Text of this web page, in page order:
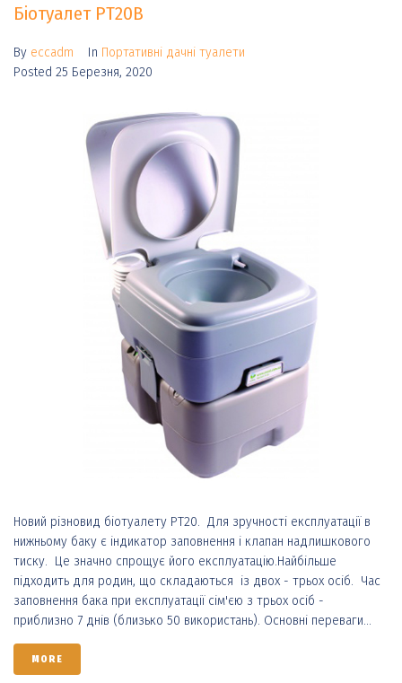
Біотуалет PT20B
By eccadm In Портативні дачні туалети
Posted 25 Березня, 2020
Новий різновид біотуалету РТ20. Для зручності експлуатації в
нижньому баку є індикатор заповнення і клапан надлишкового
тиску. Це значно спрощує його експлуатацію.Найбільше
підходить для родин, що складаються із двох - трьох осіб. Час
заповнення бака при експлуатації сім'єю з трьох осіб -
приблизно 7 днів (близько 50 використань). Основні переваги...
MORE